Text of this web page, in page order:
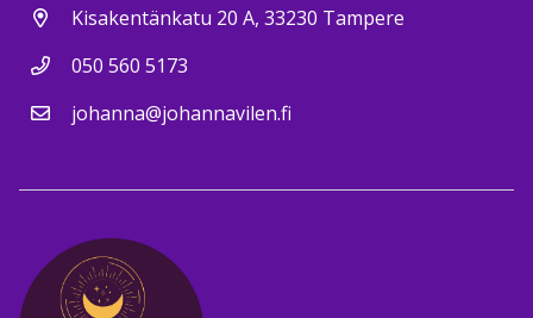
Kisakentänkatu 20 A, 33230 Tampere
050 560 5173
johanna@johannavilen.fi